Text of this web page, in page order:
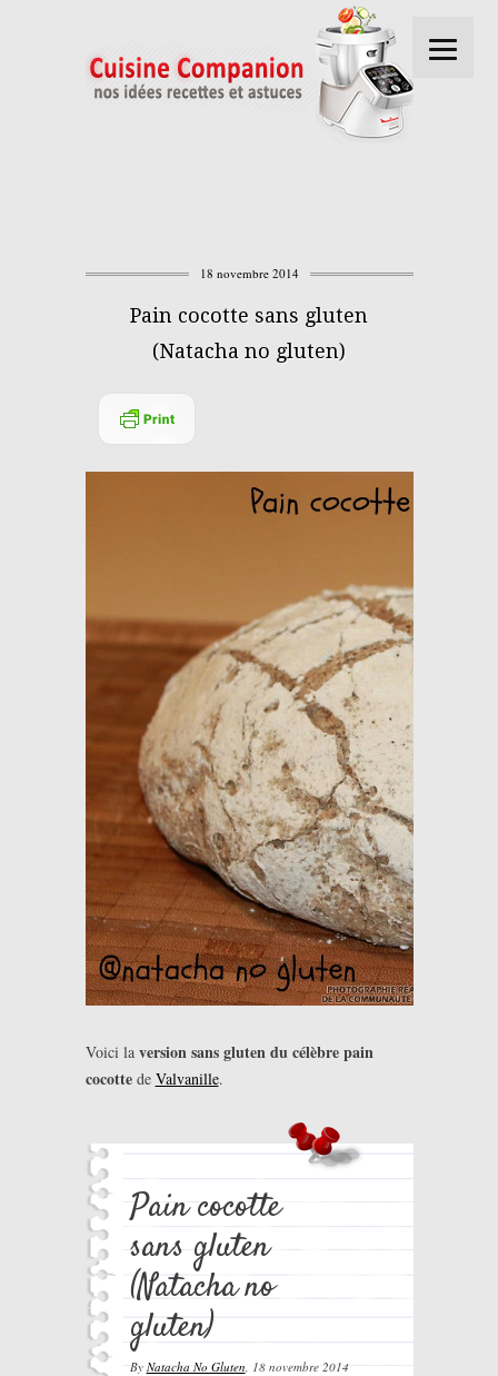
18 novembre 2014
Pain cocotte sans gluten
(Natacha no gluten)
Voici la version sans gluten du célèbre pain
cocottede Valvanille.
Pain cocotte
sans gluten
(Natacha no
gluten)
By Natacha No Gluten, 18 novembre 2014